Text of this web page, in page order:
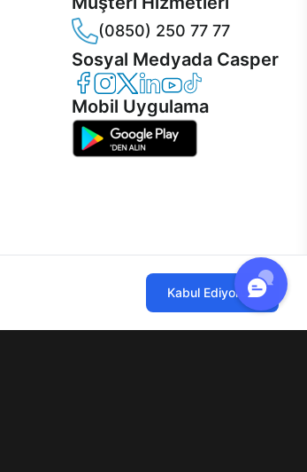
(0850) 250 77 77
Sosyal Medyada Casper
Casper Facebook
Casper Instagram
Casper Twitter
Casper LinkedIn
Casper YouTube
Casper TikTok
Mobil Uygulama
Kabul Ediyorum